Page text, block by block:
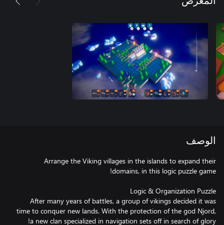
الوصف
Arrange the Viking villages in the islands to expand their
After many years of battles, a group of vikings decided it was
time to conquer new lands. With the protection of the god Njord,